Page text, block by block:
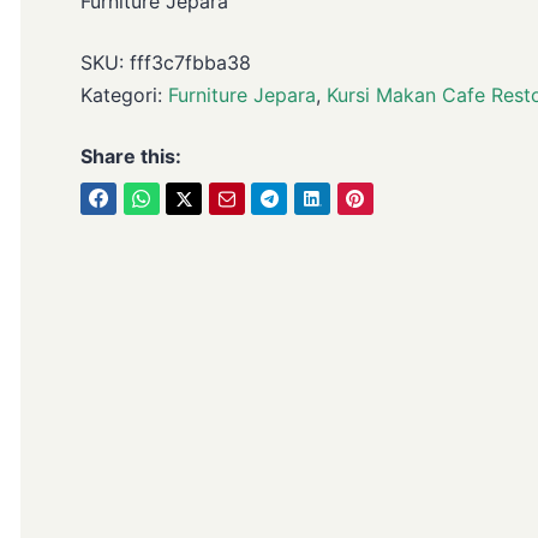
SKU: fff3c7fbba38
Kategori: Furniture Jepara, Kursi Makan Cafe
Share this: